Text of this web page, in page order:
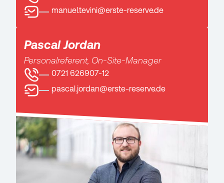
manuel.tevini@erste-reserve.de
Pascal Jordan
Personalreferent, On-Site-Manager
0721 626907-12
pascal.jordan@erste-reserve.de